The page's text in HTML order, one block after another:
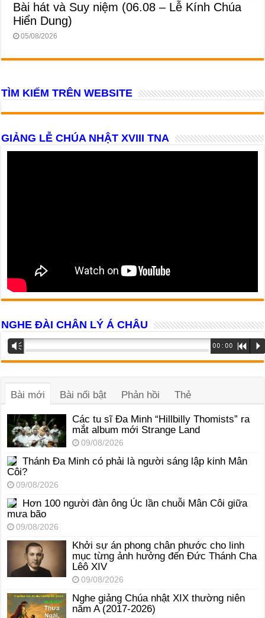
Bài hát và Suy niệm (06.08 – Lễ Kính Chúa
Hiển Dung)
05/08/2026
TÌM KIẾM TRÊN WEBSITE
GIẢNG LỄ CHÚA NHẬT XVIII TNA
NGHE ĐÀI CHÂN LÝ Á CHÂU
Trình
phát
âm
Vm 00:00 R P
Bài mới Bài nổi bật Phản hồi Thẻ
Các tu sĩ Đa Minh “Hillbilly Thomists” ra
mắt album mới Strange Land
09/08/2026
Thánh Đa Minh có phải là người sáng lập kinh Mân
Côi?
09/08/2026
Hơn 100 người đàn ông Úc lần chuỗi Mân Côi giữa
mưa bão
09/08/2026
Khởi sự án phong chân phước cho linh
mục từng ảnh hưởng đến Đức Thánh Cha
Lêô XIV
09/08/2026
Nghe giảng Chúa nhật XIX thường niên
năm A (2017-2026)